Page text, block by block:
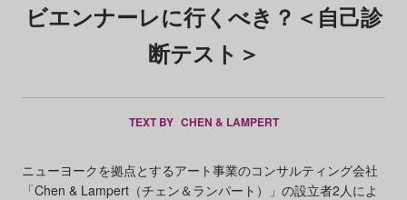
ビエンナーレに行くべき？＜自己診
断テスト＞
TEXT BY CHEN & LAMPERT
ニューヨークを拠点とするアート事業のコンサルティング会社
「Chen & Lampert（チェン＆ランパート）」の設立者2人によ